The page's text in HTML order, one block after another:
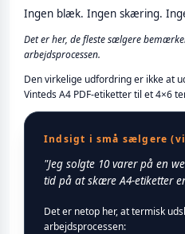
Ingen blæk. Ingen skæring.
Det er her, de fleste sælgere
arbejdsprocessen.
Den virkelige udfordring er ikke at
Vinteds A4 PDF-etiketter til et 4×6
Indsigt i små sælgere
"Jeg solgte 10 varer på en
tid på at skære A4-etiketter
Det er netop her, at termisk
arbejdsprocessen: